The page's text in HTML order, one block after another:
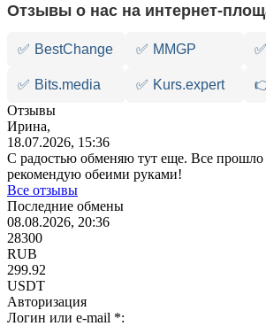
Отзывы о нас на интернет-
✅ BestChange ✅ MMGP ✅
✅ Bits.media ✅ Kurs.expert
Отзывы
Ирина,
18.07.2026, 15:36
С радостью обменяю тут еще. Все прошло
рекомендую обеими руками!
Все отзывы
Последние обмены
08.08.2026, 20:36
28300
RUB
299.92
USDT
Авторизация
Логин или e-mail *: